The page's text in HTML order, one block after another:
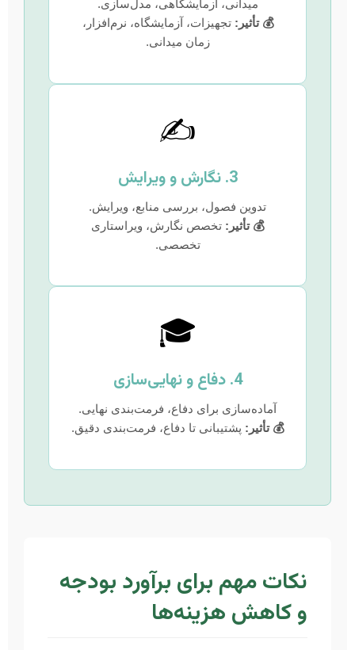
میدانی، آزمایشگاهی، مدل‌سازی.
💰 تأثیر: تجهیزات، آزمایشگاه، نرم‌افزار،
زمان میدانی.
✍️
3. نگارش و ویرایش
تدوین فصول، بررسی منابع، ویرایش.
💰 تأثیر: تخصص نگارش، ویراستاری
تخصصی.
🎓
4. دفاع و نهایی‌سازی
آماده‌سازی برای دفاع، فرمت‌بندی نهایی.
💰 تأثیر: پشتیبانی تا دفاع، فرمت‌بندی دقیق.
نکات مهم برای برآورد بودجه
و کاهش هزینه‌ها